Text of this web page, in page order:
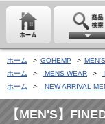
ホーム > GOHEMP >
ホーム
> MENS WEAR >
ホーム
> NEW ARRIVAL
【MEN'S】